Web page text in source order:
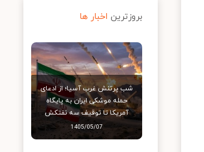
بروزترین اخبار ها
شب پرتنش غرب آسیا؛ از ادعای
حمله موشکی ایران به پایگاه
آمریکا تا توقیف سه نفتکش
1405/05/07